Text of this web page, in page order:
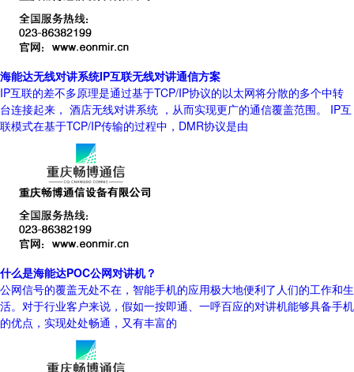
海能达无线对讲系统IP互联无线对讲通信方案
IP互联的差不多原理是通过基于TCP/IP协议的以太网将分散的多个中转
台连接起来， 酒店无线对讲系统 ，从而实现更广的通信覆盖范围。 IP互
联模式在基于TCP/IP传输的过程中，DMR协议是由
什么是海能达POC公网对讲机？
公网信号的覆盖无处不在，智能手机的应用极大地便利了人们的工作和生
活。对于行业客户来说，假如一按即通、一呼百应的对讲机能够具备手机
的优点，实现处处畅通，又有丰富的